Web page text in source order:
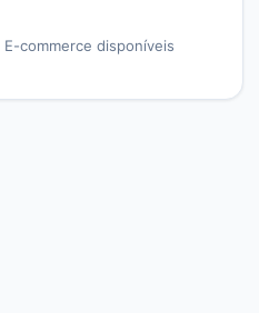
E-commerce disponíveis